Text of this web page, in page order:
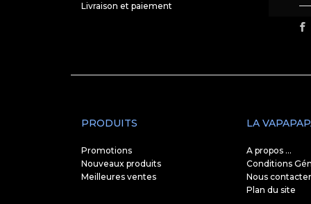
Livraison et paiement
PRODUITS
Promotions
Nouveaux produits
Meilleures ventes
LA
A propos ...
Conditions
Nous contacter
Plan du site